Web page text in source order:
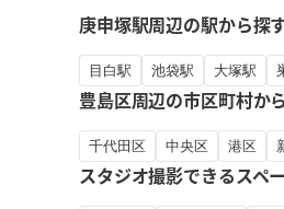
庚申塚駅周辺の駅から探
目白駅 池袋駅 大塚駅
豊島区周辺の市区町村か
千代田区 中央区 港区
スタジオ撮影できるスペ